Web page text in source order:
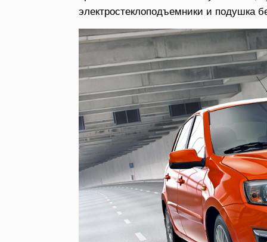
электростеклоподъемники и подушка